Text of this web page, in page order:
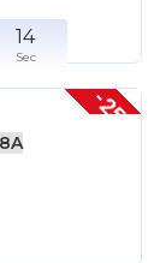
-25 %
14
Sec